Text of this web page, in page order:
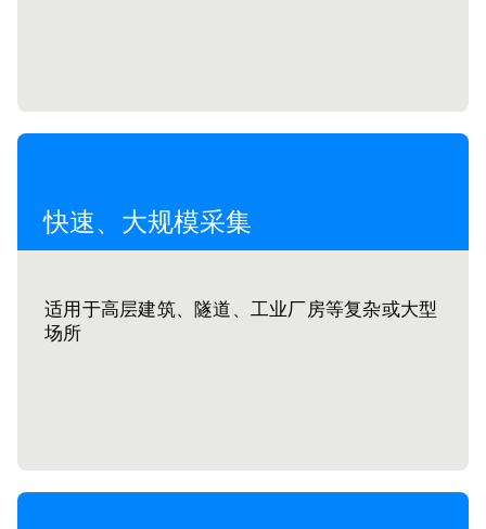
快速、大规模采集
适用于高层建筑、隧道、工业厂房等复杂或大型
场所